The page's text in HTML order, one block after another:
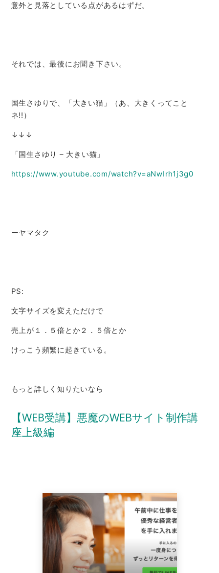
意外と見落としている点があるはずだ。
それでは、最後にお聞き下さい。
国生さゆりで、「大きい猫」（あ、大きくってこと
ネ!!）
↓↓↓
「国生さゆり – 大きい猫」
https://www.youtube.com/watch?v=aNwIrh1j3g0
ーヤマタク
PS:
文字サイズを変えただけで
売上が１．５倍とか２．５倍とか
けっこう頻繁に起きている。
もっと詳しく知りたいなら
【WEB受講】悪魔のWEBサイト制作講
座上級編